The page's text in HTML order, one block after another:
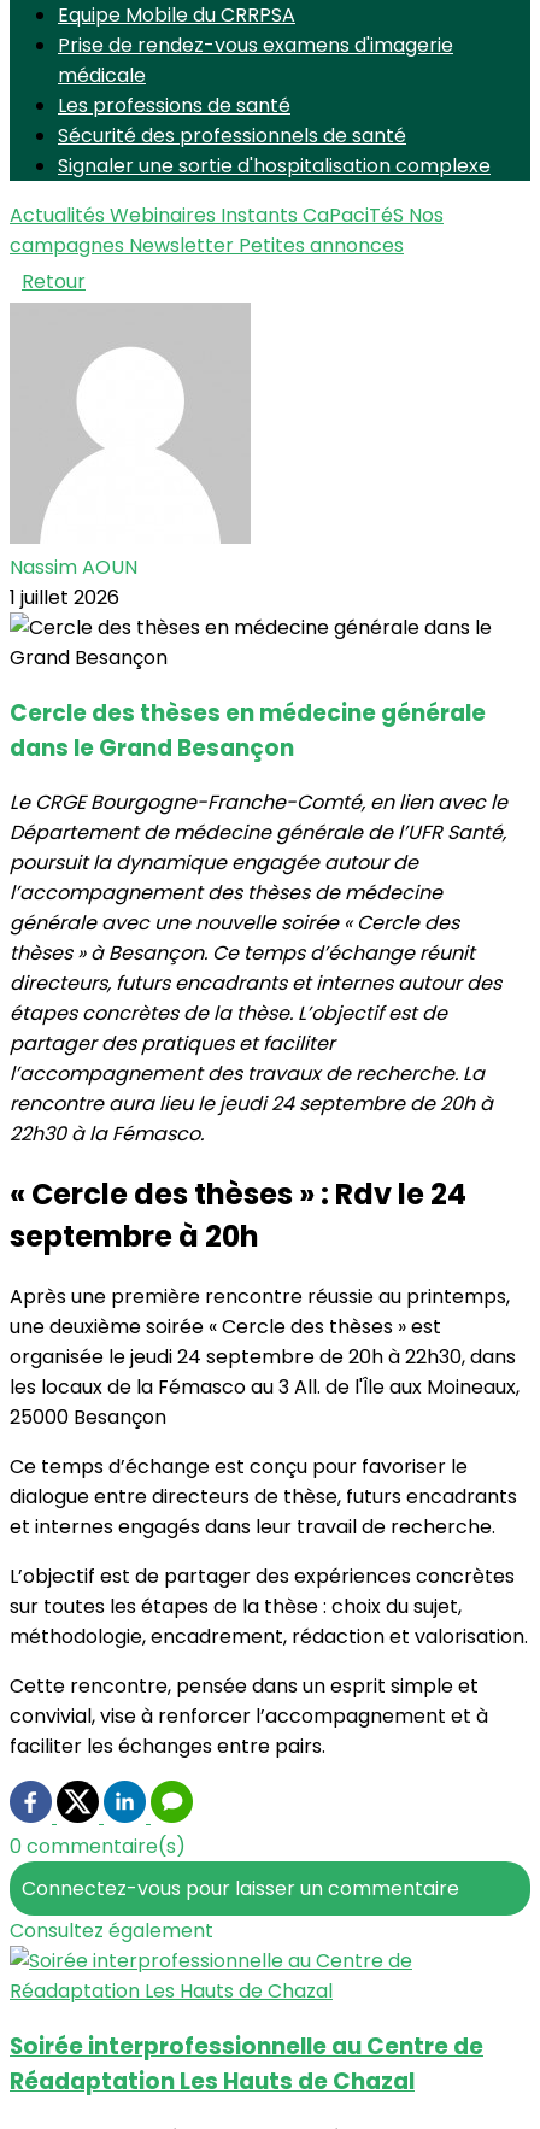
Equipe Mobile du CRRPSA
Prise de rendez-vous examens d'imagerie
médicale
Les professions de santé
Sécurité des professionnels de santé
Signaler une sortie d'hospitalisation complexe
Actualités Webinaires Instants CaPaciTéS Nos
campagnes Newsletter Petites annonces
Retour
Nassim AOUN
1 juillet 2026
Cercle des thèses en médecine générale
dans le Grand Besançon
Le CRGE Bourgogne-Franche-Comté, en lien avec le
Département de médecine générale de l’UFR Santé,
poursuit la dynamique engagée autour de
l’accompagnement des thèses de médecine
générale avec une nouvelle soirée « Cercle des
thèses » à Besançon. Ce temps d’échange réunit
directeurs, futurs encadrants et internes autour des
étapes concrètes de la thèse. L’objectif est de
partager des pratiques et faciliter
l’accompagnement des travaux de recherche. La
rencontre aura lieu le jeudi 24 septembre de 20h à
22h30 à la Fémasco.
« Cercle des thèses » : Rdv le 24
septembre à 20h
Après une première rencontre réussie au printemps,
une deuxième soirée « Cercle des thèses » est
organisée le jeudi 24 septembre de 20h à 22h30, dans
les locaux de la Fémasco au 3 All. de l'Île aux Moineaux,
25000 Besançon
Ce temps d’échange est conçu pour favoriser le
dialogue entre directeurs de thèse, futurs encadrants
et internes engagés dans leur travail de recherche.
L’objectif est de partager des expériences concrètes
sur toutes les étapes de la thèse : choix du sujet,
méthodologie, encadrement, rédaction et valorisation.
Cette rencontre, pensée dans un esprit simple et
convivial, vise à renforcer l’accompagnement et à
faciliter les échanges entre pairs.
0 commentaire(s)
Connectez-vous pour laisser un commentaire
Consultez également
Soirée interprofessionnelle au Centre de
Réadaptation Les Hauts de Chazal